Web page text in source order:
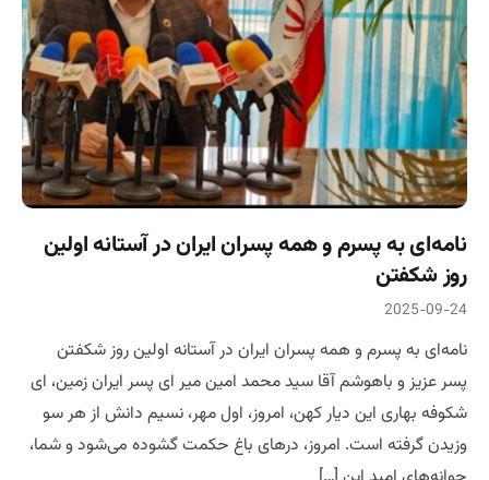
نامه‌ای به پسرم و همه پسران ایران در آستانه اولین
روز شکفتن
2025-09-24
نامه‌ای به پسرم و همه پسران ایران در آستانه اولین روز شکفتن
پسر عزیز و باهوشم آقا سید محمد امین میر ای پسر ایران زمین، ای
شکوفه‌ بهاری این دیار کهن، امروز، اول مهر، نسیم دانش از هر سو
وزیدن گرفته است. امروز، درهای باغ حکمت گشوده می‌شود و شما،